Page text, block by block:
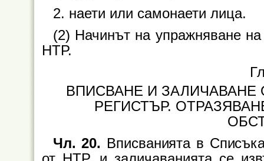
2. наети или самонаети лица.
(2) Начинът на упражняване на
НТР.
ВПИСВАНЕ И
РЕГИСТЪР.
Чл. 20. Вписванията в